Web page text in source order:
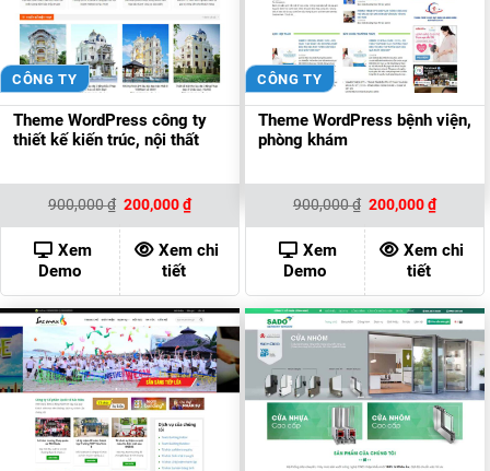
CÔNG TY
Theme WordPress công ty
thiết kế kiến trúc, nội thất
900,000₫ Giá
là:
900,000 ₫.
200,000₫Giá
hiện
tại
là:
200,000 ₫.
Xem
Demo
Xem chi
tiết
CÔNG TY
Theme WordPress bệnh viện,
phòng khám
900,000₫ Giá
là:
900,000 ₫.
200,000₫Giá
hiện
tại
là:
Xem
Demo
Xem chi
tiết